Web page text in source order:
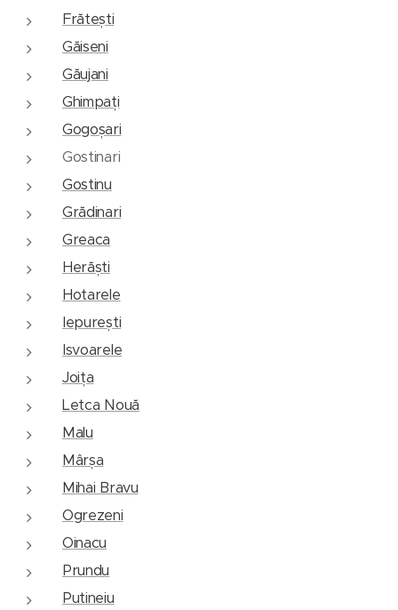
Frătești
Găiseni
Găujani
Ghimpați
Gogoșari
Gostinari
Gostinu
Grădinari
Greaca
Herăști
Hotarele
Iepurești
Isvoarele
Joița
Letca Nouă
Malu
Mârșa
Mihai Bravu
Ogrezeni
Oinacu
Prundu
Putineiu